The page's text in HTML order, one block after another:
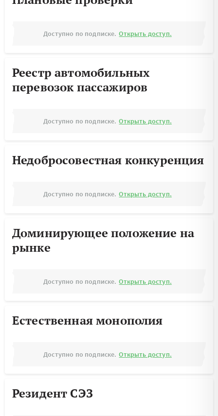
Доступно по подписке. Открыть доступ.
Реестр автомобильных
перевозок пассажиров
Доступно по подписке. Открыть доступ.
Недобросовестная конкуренция
Доступно по подписке. Открыть доступ.
Доминирующее положение на
рынке
Доступно по подписке. Открыть доступ.
Естественная монополия
Доступно по подписке. Открыть доступ.
Резидент СЭЗ